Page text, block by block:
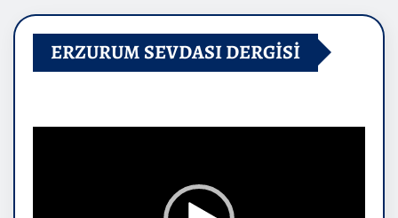
ERZURUM SEVDASI DERGİSİ